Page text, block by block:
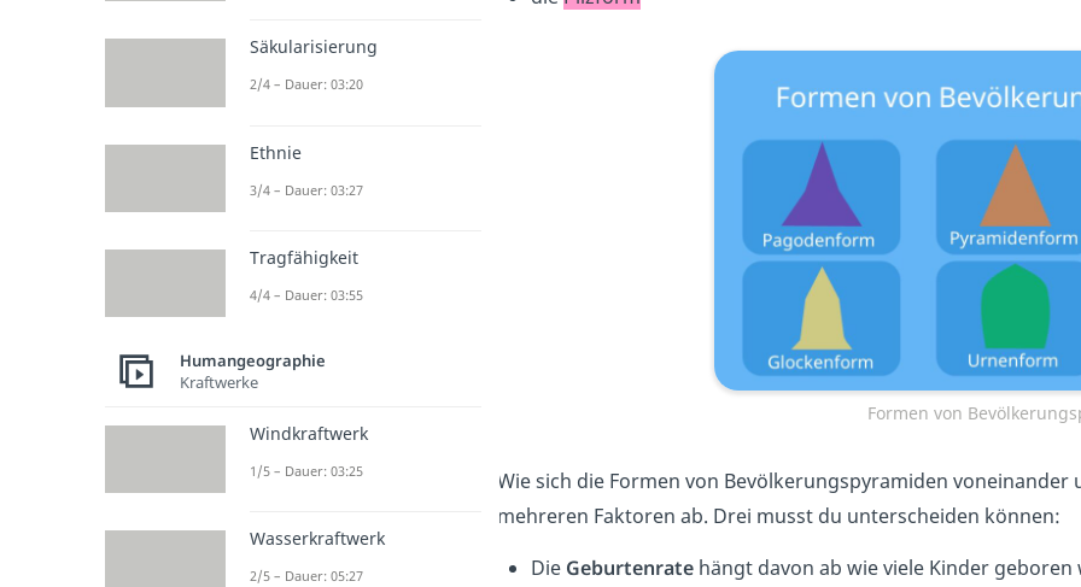
Formen von
Wie sich die Formen von Bevölkerungspyramiden
mehreren Faktoren ab. Drei musst du unterscheiden können:
Die Geburtenrate hängt davon ab wie viele Kinder geboren
Säkularisierung
2/4 – Dauer: 03:20
Ethnie
3/4 – Dauer: 03:27
Tragfähigkeit
4/4 – Dauer: 03:55
Humangeographie
Kraftwerke
Windkraftwerk
1/5 – Dauer: 03:25
Wasserkraftwerk
2/5 – Dauer: 05:27